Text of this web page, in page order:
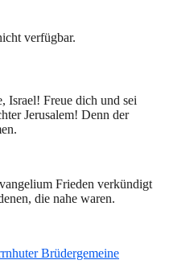
verfügbar.
Israel! Freue dich und sei
Jerusalem! Denn der
Frieden verkündigt
die nahe waren.
Brüdergemeine